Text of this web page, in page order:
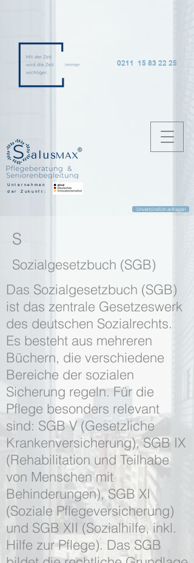
0211 15 83 22 25
Unternehmen
der Zukunft:
Unverbindlich anfragen
S
Sozialgesetzbuch (SGB)
Das Sozialgesetzbuch (SGB)
ist das zentrale Gesetzeswerk
des deutschen Sozialrechts.
Es besteht aus mehreren
Büchern, die verschiedene
Bereiche der sozialen
Sicherung regeln. Für die
Pflege besonders relevant
sind: SGB V (Gesetzliche
Krankenversicherung), SGB IX
(Rehabilitation und Teilhabe
von Menschen mit
Behinderungen), SGB XI
(Soziale Pflegeversicherung)
und SGB XII (Sozialhilfe, inkl.
Hilfe zur Pflege). Das SGB